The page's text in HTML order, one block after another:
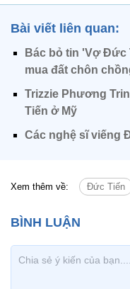
Bài viết liên quan:
Bác bỏ tin 'Vợ Đức
mua đất chôn
Trizzie Phương
Tiến ở Mỹ
Các nghệ sĩ viếng
Xem thêm về: Đức Tiến